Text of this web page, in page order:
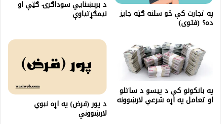
په تجارت كې څو سلنه ګټه جايز
ده؟ (فتوى)
د برېښنایي سوداګرۍ ګټې او
نیمګړتیاوې
په بانکونو کې د پیسو د ساتلو
او تعامل په اړه شرعي لارښوونه د پور (قرض) په اړه نبوي
لارښووني